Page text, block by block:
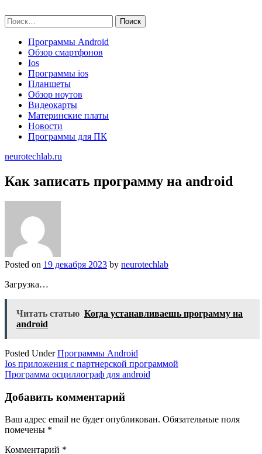
to
content
Найти:
Программы Android
Обзор смартфонов
Ios
Программы ios
Планшеты
Обзор ноутов
Видеокарты
Материнские платы
Новости
Программы для ПК
neurotechlab.ru
Как записать программу на android
Posted on 19 декабря 2023 by neurotechlab
Загрузка…
Читать статью Когда устанавливаешь программу на
android
Posted UnderПрограммы Android
Навигация
по
записям
Ios приложения с партнерской программой
Программа осциллограф для android
Добавить комментарий
Ваш адрес email не будет опубликован. Обязательные поля
помечены *
Комментарий *